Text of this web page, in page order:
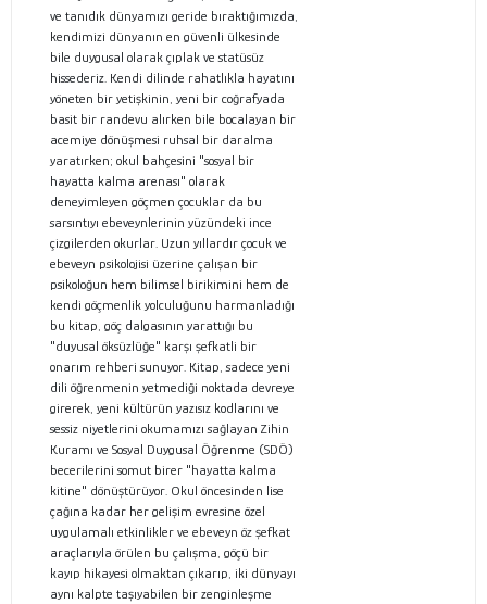
ve tanıdık dünyamızı geride bıraktığımızda,
kendimizi dünyanın en güvenli ülkesinde
bile duygusal olarak çıplak ve statüsüz
hissederiz. Kendi dilinde rahatlıkla hayatını
yöneten bir yetişkinin, yeni bir coğrafyada
basit bir randevu alırken bile bocalayan bir
acemiye dönüşmesi ruhsal bir daralma
yaratırken; okul bahçesini "sosyal bir
hayatta kalma arenası" olarak
deneyimleyen göçmen çocuklar da bu
sarsıntıyı ebeveynlerinin yüzündeki ince
çizgilerden okurlar. Uzun yıllardır çocuk ve
ebeveyn psikolojisi üzerine çalışan bir
psikoloğun hem bilimsel birikimini hem de
kendi göçmenlik yolculuğunu harmanladığı
bu kitap, göç dalgasının yarattığı bu
"duyusal öksüzlüğe" karşı şefkatli bir
onarım rehberi sunuyor. Kitap, sadece yeni
dili öğrenmenin yetmediği noktada devreye
girerek, yeni kültürün yazısız kodlarını ve
sessiz niyetlerini okumamızı sağlayan Zihin
Kuramı ve Sosyal Duygusal Öğrenme (SDÖ)
becerilerini somut birer "hayatta kalma
kitine" dönüştürüyor. Okul öncesinden lise
çağına kadar her gelişim evresine özel
uygulamalı etkinlikler ve ebeveyn öz şefkat
araçlarıyla örülen bu çalışma, göçü bir
kayıp hikayesi olmaktan çıkarıp, iki dünyayı
aynı kalpte taşıyabilen bir zenginleşme